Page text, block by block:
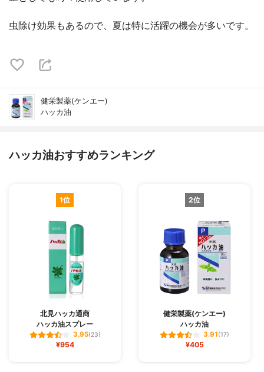
虫除け効果もあるので、夏は特に活躍の機会が多いです。
健栄製薬(ケンエー)
ハッカ油
ハッカ油おすすめランキング
1位
北見ハッカ通商
ハッカ油スプレー
3.95(23)
¥954
2位
健栄製薬(ケンエー)
ハッカ油
3.91(17)
¥405